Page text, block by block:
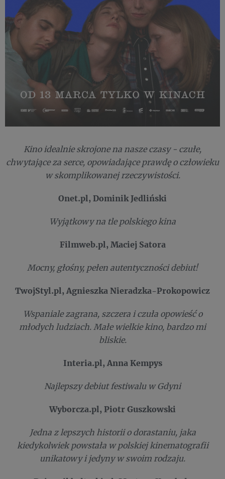
Kino idealnie skrojone na nasze czasy - czułe,
chwytające za serce, opowiadające prawdę o człowieku
w skomplikowanej rzeczywistości.
Onet.pl, Dominik Jedliński
Wyjątkowy na tle polskiego kina
Filmweb.pl, Maciej Satora
Mocny, głośny, pełen autentyczności debiut!
TwojStyl.pl, Agnieszka Nieradzka-Prokopowicz
Wspaniale zagrana, szczera i czuła opowieść o
młodych ludziach. Małe wielkie kino, bardzo mi
bliskie.
Interia.pl, Anna Kempys
Najlepszy debiut festiwalu w Gdyni
Wyborcza.pl, Piotr Guszkowski
Jedna z lepszych historii o dorastaniu, jaka
kiedykolwiek powstała w polskiej kinematografii
unikatowy i jedyny w swoim rodzaju.